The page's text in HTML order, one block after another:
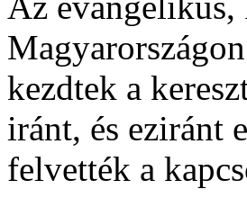
kezdtek a
iránt, és eziránt
felvették a